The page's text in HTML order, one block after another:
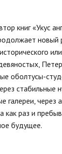
книг «Укус
новый
оболтусы-
стабильные
галереи, через
как раз и
будущее.